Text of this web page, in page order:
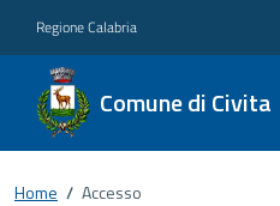
Regione Calabria
Comune di Civita
Home / Accesso